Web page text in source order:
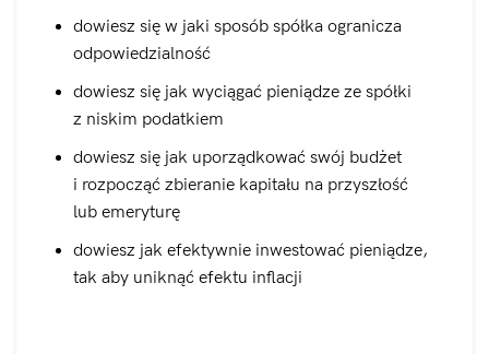
dowiesz się w jaki sposób spółka ogranicza
odpowiedzialność
dowiesz się jak wyciągać pieniądze ze spółki
z niskim podatkiem
dowiesz się jak uporządkować swój budżet
i rozpocząć zbieranie kapitału na przyszłość
lub emeryturę
dowiesz jak efektywnie inwestować pieniądze,
tak aby uniknąć efektu inflacji